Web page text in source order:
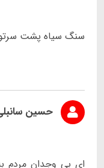
سنگ سیاه پشت
حسین
ای بی وجدان مردم